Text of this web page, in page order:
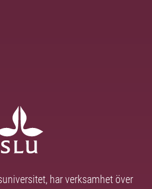
har verksamhet över